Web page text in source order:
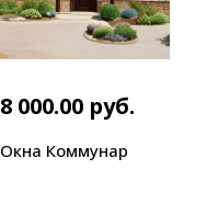
8 000.00 руб.
Окна Коммунар